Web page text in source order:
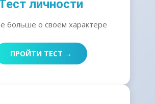
личности
больше о своем характере
ПРОЙТИ ТЕСТ →